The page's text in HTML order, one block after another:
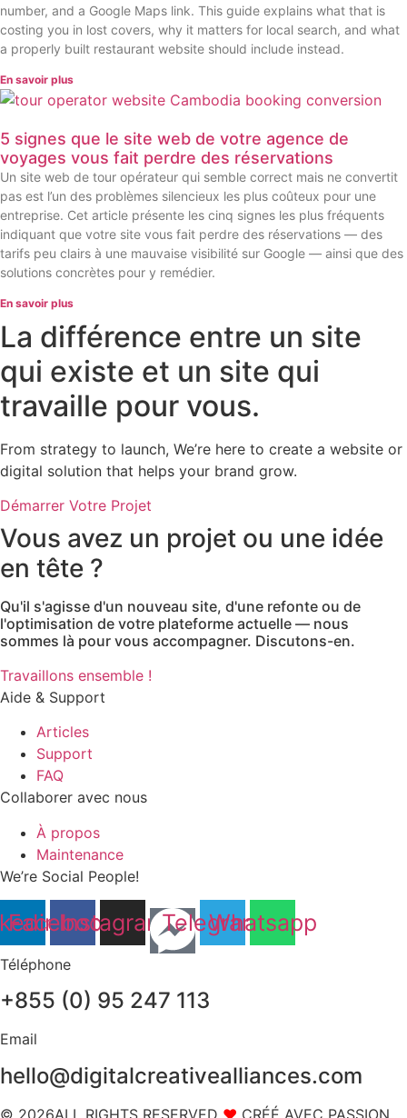
number, and a Google Maps link. This guide explains what that is
costing you in lost covers, why it matters for local search, and what
a properly built restaurant website should include instead.
En savoir plus
5 signes que le site web de votre agence de
voyages vous fait perdre des réservations
Un site web de tour opérateur qui semble correct mais ne convertit
pas est l’un des problèmes silencieux les plus coûteux pour une
entreprise. Cet article présente les cinq signes les plus fréquents
indiquant que votre site vous fait perdre des réservations — des
tarifs peu clairs à une mauvaise visibilité sur Google — ainsi que des
solutions concrètes pour y remédier.
En savoir plus
La différence entre un site
qui existe et un site qui
travaille pour vous.
From strategy to launch, We’re here to create a website or
digital solution that helps your brand grow.
Démarrer Votre Projet
Vous avez un projet ou une idée
en tête ?
Qu'il s'agisse d'un nouveau site, d'une refonte ou de
l'optimisation de votre plateforme actuelle — nous
sommes là pour vous accompagner. Discutons-en.
Travaillons ensemble !
Aide & Support
Articles
Support
FAQ
Collaborer avec nous
À propos
Maintenance
We’re Social People!
Facebook
InstagramTelegram
Whatsapp
Téléphone
+855 (0) 95 247 113
Email
hello@digitalcreativealliances.com
© 2026ALL RIGHTS RESERVED ❤ CRÉÉ AVEC PASSION